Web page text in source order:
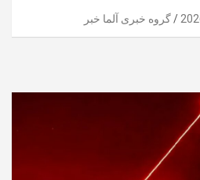
گروه خبری آلما خبر